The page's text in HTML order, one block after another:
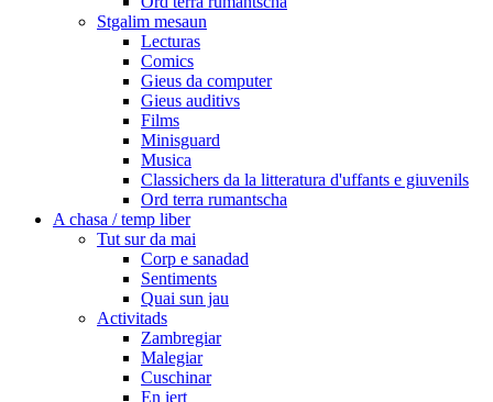
Stgalim mesaun
Lecturas
Comics
Gieus da computer
Gieus auditivs
Films
Minisguard
Musica
Classichers da la litteratura d'uffants e giuvenils
Ord terra rumantscha
A chasa / temp liber
Tut sur da mai
Corp e sanadad
Sentiments
Quai sun jau
Activitads
Zambregiar
Malegiar
Cuschinar
En iert